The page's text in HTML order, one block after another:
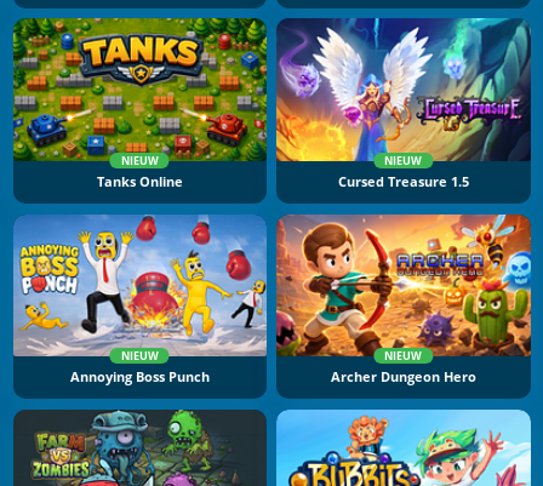
NIEUW
Tanks Online
NIEUW
Cursed Treasure 1.5
NIEUW
Annoying Boss Punch
NIEUW
Archer Dungeon Hero